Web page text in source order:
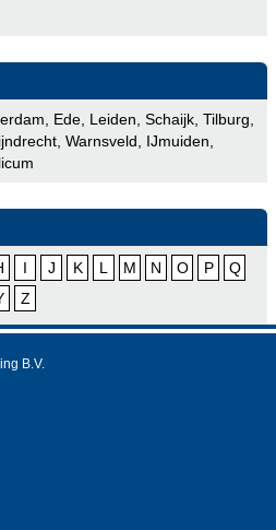
Ede Leiden Schaijk Tilburg
Warnsveld IJmuiden
I J K L M N O P
Q
Z
B.V.